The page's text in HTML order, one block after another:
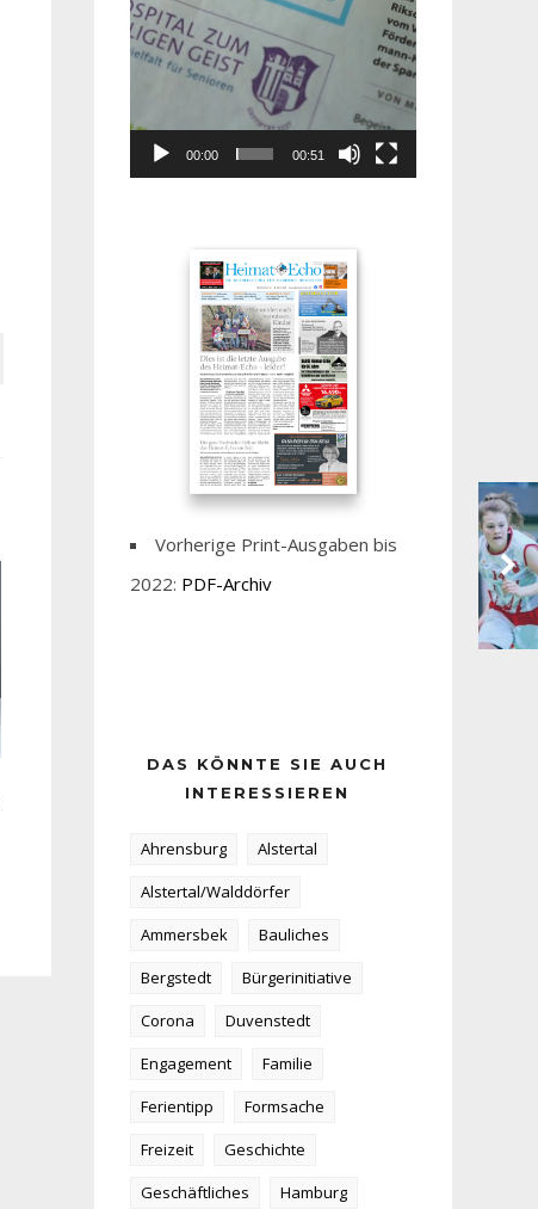
00:00 00:51
Vorherige Print-Ausgaben bis
2022: PDF-Archiv
DAS KÖNNTE SIE AUCH
INTERESSIEREN
Ahrensburg
Alstertal
Alstertal/Walddörfer
Ammersbek
Bauliches
Bergstedt
Bürgerinitiative
Corona
Duvenstedt
Engagement
Familie
Ferientipp
Formsache
Freizeit
Geschichte
Geschäftliches
Hamburg